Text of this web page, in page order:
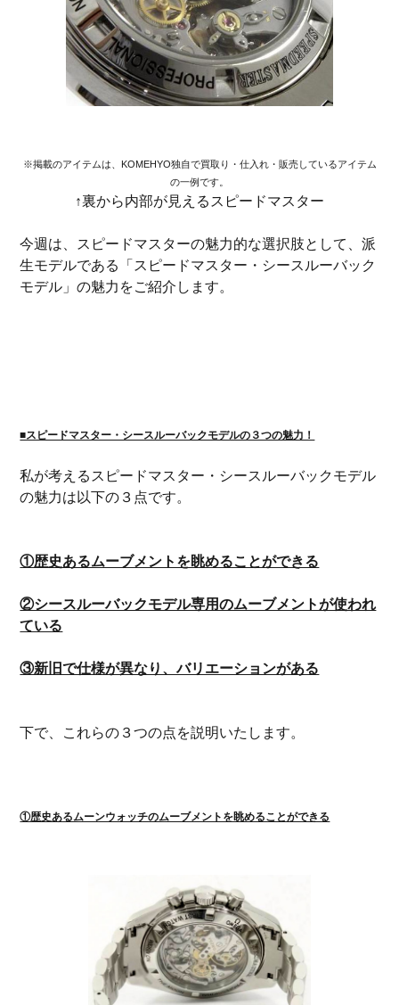
※掲載のアイテムは、KOMEHYO独自で買取り・仕入れ・販売しているアイテム
の一例です。
↑裏から内部が見えるスピードマスター
今週は、スピードマスターの魅力的な選択肢として、派
生モデルである「スピードマスター・シースルーバック
モデル」の魅力をご紹介します。
■スピードマスター・シースルーバックモデルの３つの魅力！
私が考えるスピードマスター・シースルーバックモデル
の魅力は以下の３点です。
①歴史あるムーブメントを眺めることができる
②シースルーバックモデル専用のムーブメントが使われ
ている
③新旧で仕様が異なり、バリエーションがある
下で、これらの３つの点を説明いたします。
①歴史あるムーンウォッチのムーブメントを眺めることができる